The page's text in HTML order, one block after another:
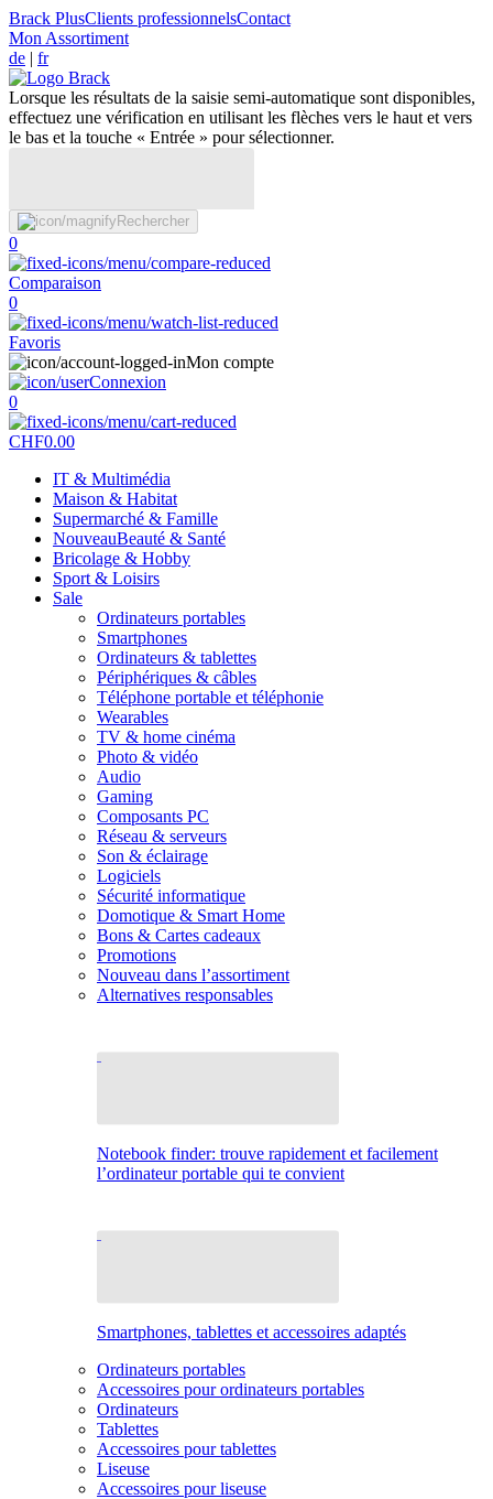
Brack PlusClients professionnelsContact
Mon Assortiment
de | fr
Lorsque les résultats de la saisie semi-automatique sont disponibles,
effectuez une vérification en utilisant les flèches vers le haut et vers
le bas et la touche « Entrée » pour sélectionner.
Rechercher
0
Comparaison
0
Favoris
Mon compte
Connexion
0
CHF0.00
IT & Multimédia
Maison & Habitat
Supermarché & Famille
NouveauBeauté & Santé
Bricolage & Hobby
Sport & Loisirs
Sale
Ordinateurs portables
Smartphones
Ordinateurs & tablettes
Périphériques & câbles
Téléphone portable et téléphonie
Wearables
TV & home cinéma
Photo & vidéo
Audio
Gaming
Composants PC
Réseau & serveurs
Son & éclairage
Logiciels
Sécurité informatique
Domotique & Smart Home
Bons & Cartes cadeaux
Promotions
Nouveau dans l’assortiment
Alternatives responsables
Notebook finder: trouve rapidement et facilement
l’ordinateur portable qui te convient
Smartphones, tablettes et accessoires adaptés
Ordinateurs portables
Accessoires pour ordinateurs portables
Ordinateurs
Tablettes
Accessoires pour tablettes
Liseuse
Accessoires pour liseuse